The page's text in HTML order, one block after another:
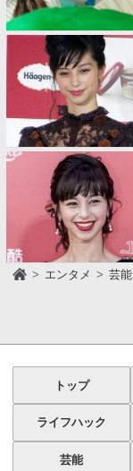
エンタメ 芸能
トップ
ライフハック
芸能